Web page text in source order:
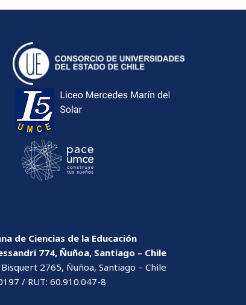
de Ciencias de la Educación
774, Ñuñoa, Santiago – Chile
Bisquert 2765, Ñuñoa, Santiago – Chile
/ RUT: 60.910.047-8